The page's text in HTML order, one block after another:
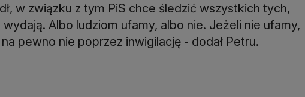
w związku z tym PiS chce śledzić wszystkich tych,
Albo ludziom ufamy, albo nie. Jeżeli nie ufamy,
pewno nie poprzez inwigilację - dodał Petru.